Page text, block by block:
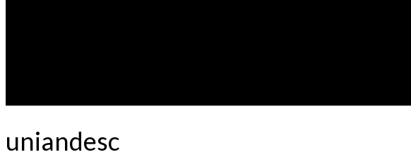
uniandesc